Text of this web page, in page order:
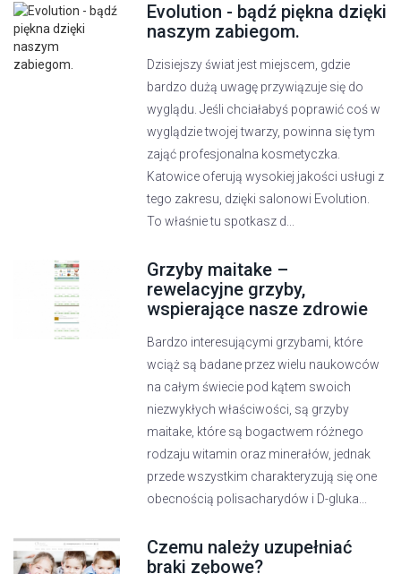
Evolution - bądź piękna dzięki
naszym zabiegom.
Dzisiejszy świat jest miejscem, gdzie
bardzo dużą uwagę przywiązuje się do
wyglądu. Jeśli chciałabyś poprawić coś w
wyglądzie twojej twarzy, powinna się tym
zająć profesjonalna kosmetyczka.
Katowice oferują wysokiej jakości usługi z
tego zakresu, dzięki salonowi Evolution.
To właśnie tu spotkasz d...
Grzyby maitake –
rewelacyjne grzyby,
wspierające nasze zdrowie
Bardzo interesującymi grzybami, które
wciąż są badane przez wielu naukowców
na całym świecie pod kątem swoich
niezwykłych właściwości, są grzyby
maitake, które są bogactwem różnego
rodzaju witamin oraz minerałów, jednak
przede wszystkim charakteryzują się one
obecnością polisacharydów i D-gluka...
Czemu należy uzupełniać
braki zębowe?